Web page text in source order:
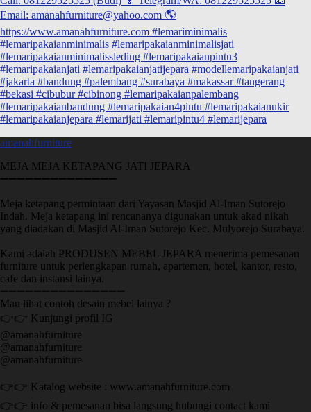
amanahfurniture
MEJA MEJA KETAPANG JATI JEPARA
➖➖➖➖➖➖➖➖➖➖➖➖➖➖
Meja ketapang permintaan dari Yayasan Masjid Al-Iman Sutorejo
Indah. Meja ketapang ini rencananya digunakan untuk akad nikah
yang diadakan di Masjid Al-Iman Sutorejo Kec. Mulyorejo Surabaya.
Kami adalah PRODUSEN MEBEL JEPARA menerima pemesanan
furniture untuk perlengkapan rumah, apartemen, hotel, kantor, resto,
cafe dan instansi lainya.
➖➖➖➖➖➖➖➖➖➖➖➖➖➖➖
Mau lihat contoh desain mebel lainya ?
👉👉 Kunjungi profil IG
@amanahfurniture
@amanahfurniture
@amanahfurniture
👉👉 Katalog website : www.amanahfurniture.com
👉👉 info & pemesanan bisa langsung hubungi contact kami